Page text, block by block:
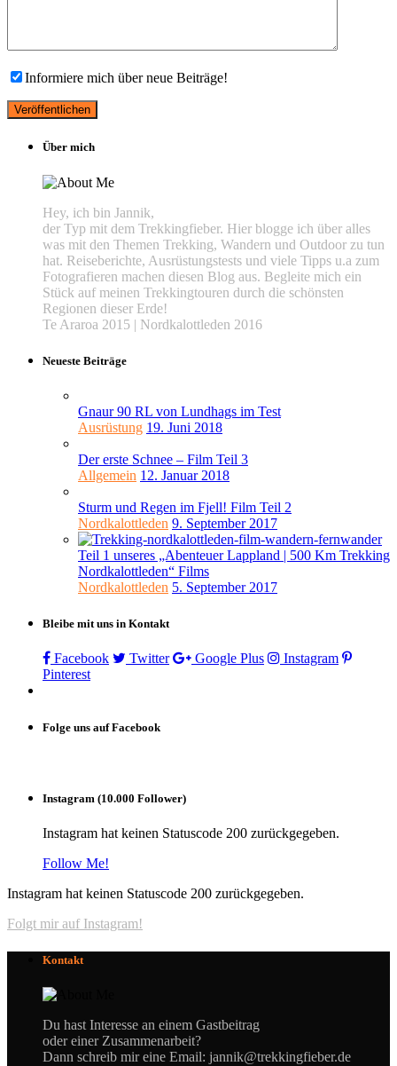
Informiere mich über neue Beiträge!
Über mich
Hey, ich bin Jannik,
der Typ mit dem Trekkingfieber. Hier blogge ich über alles
was mit den Themen Trekking, Wandern und Outdoor zu tun
hat. Reiseberichte, Ausrüstungstests und viele Tipps u.a zum
Fotografieren machen diesen Blog aus. Begleite mich ein
Stück auf meinen Trekkingtouren durch die schönsten
Regionen dieser Erde!
Te Araroa 2015 | Nordkalottleden 2016
Neueste Beiträge
Gnaur 90 RL von Lundhags im Test
Ausrüstung 19. Juni 2018
Der erste Schnee – Film Teil 3
Allgemein 12. Januar 2018
Sturm und Regen im Fjell! Film Teil 2
Nordkalottleden 9. September 2017
Teil 1 unseres „Abenteuer Lappland | 500 Km Trekking
Nordkalottleden“ Films
Nordkalottleden 5. September 2017
Bleibe mit uns in Kontakt
Facebook Twitter Google Plus
Instagram
Pinterest
Folge uns auf Facebook
Instagram (10.000 Follower)
Instagram hat keinen Statuscode 200 zurückgegeben.
Follow Me!
Instagram hat keinen Statuscode 200 zurückgegeben.
Folgt mir auf Instagram!
Kontakt
Du hast Interesse an einem Gastbeitrag
oder einer Zusammenarbeit?
Dann schreib mir eine Email: jannik@trekkingfieber.de